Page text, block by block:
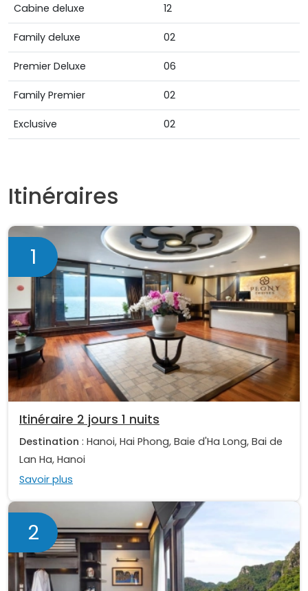
Cabine deluxe 12
Family deluxe 02
Premier Deluxe 06
Family Premier 02
Exclusive 02
Itinéraires
1
Itinéraire 2 jours 1 nuits
Destination : Hanoi, Hai Phong, Baie d'Ha Long, Bai de
Lan Ha, Hanoi
Savoir plus
2